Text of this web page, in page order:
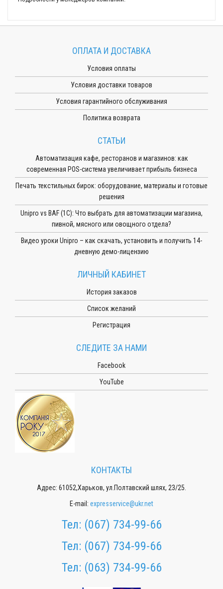
ОПЛАТА И ДОСТАВКА
Условия оплаты
Условия доставки товаров
Условия гарантийного обслуживания
Политика возврата
СТАТЬИ
Автоматизация кафе, ресторанов и магазинов: как
современная POS-система увеличивает прибыль бизнеса
Печать текстильных бирок: оборудование, материалы и готовые
решения
Unipro vs BAF (1С): Что выбрать для автоматизации магазина,
пивной, мясного или овощного отдела?
Видео уроки Unipro – как скачать, установить и получить 14-
дневную демо-лицензию
ЛИЧНЫЙ КАБИНЕТ
История заказов
Список желаний
Регистрация
СЛЕДИТЕ ЗА НАМИ
Facebook
YouTube
КОНТАКТЫ
Адрес: 61052,Харьков, ул.Полтавский шлях, 23/25.
E-mail: expresservice@ukr.net
Тел: (067) 734-99-66
Тел: (067) 734-99-66
Тел: (063) 734-99-66